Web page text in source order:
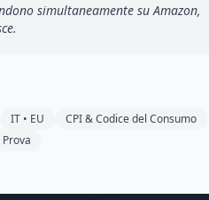
simultaneamente su Amazon,
IT • EU
CPI & Codice del Consumo